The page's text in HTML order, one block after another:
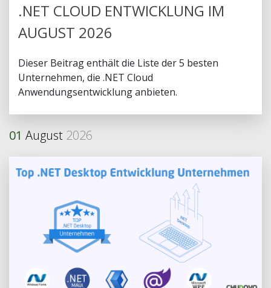
.NET CLOUD ENTWICKLUNG IM
AUGUST 2026
Dieser Beitrag enthält die Liste der 5 besten
Unternehmen, die .NET Cloud
Anwendungsentwicklung anbieten.
01 August 2026